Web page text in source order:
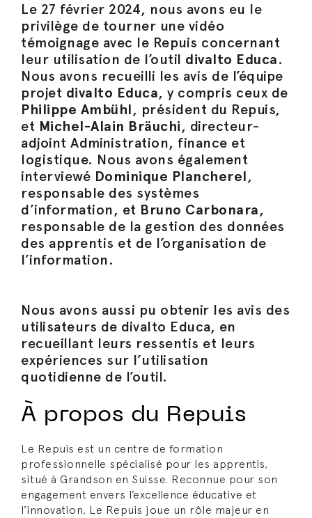
Le 27 février 2024, nous avons eu le
privilège de tourner une vidéo
témoignage avec le Repuis concernant
leur utilisation de l’outil divalto Educa.
Nous avons recueilli les avis de l’équipe
projet divalto Educa, y compris ceux de
Philippe Ambühl, président du Repuis,
et Michel-Alain Bräuchi, directeur-
adjoint Administration, finance et
logistique. Nous avons également
interviewé Dominique Plancherel,
responsable des systèmes
d’information, et Bruno Carbonara,
responsable de la gestion des données
des apprentis et de l’organisation de
l’information.
Nous avons aussi pu obtenir les avis des
utilisateurs de divalto Educa, en
recueillant leurs ressentis et leurs
expériences sur l’utilisation
quotidienne de l’outil.
À propos du Repuis
Le Repuis est un centre de formation
professionnelle spécialisé pour les apprentis,
situé à Grandson en Suisse. Reconnue pour son
engagement envers l’excellence éducative et
l’innovation, Le Repuis joue un rôle majeur en